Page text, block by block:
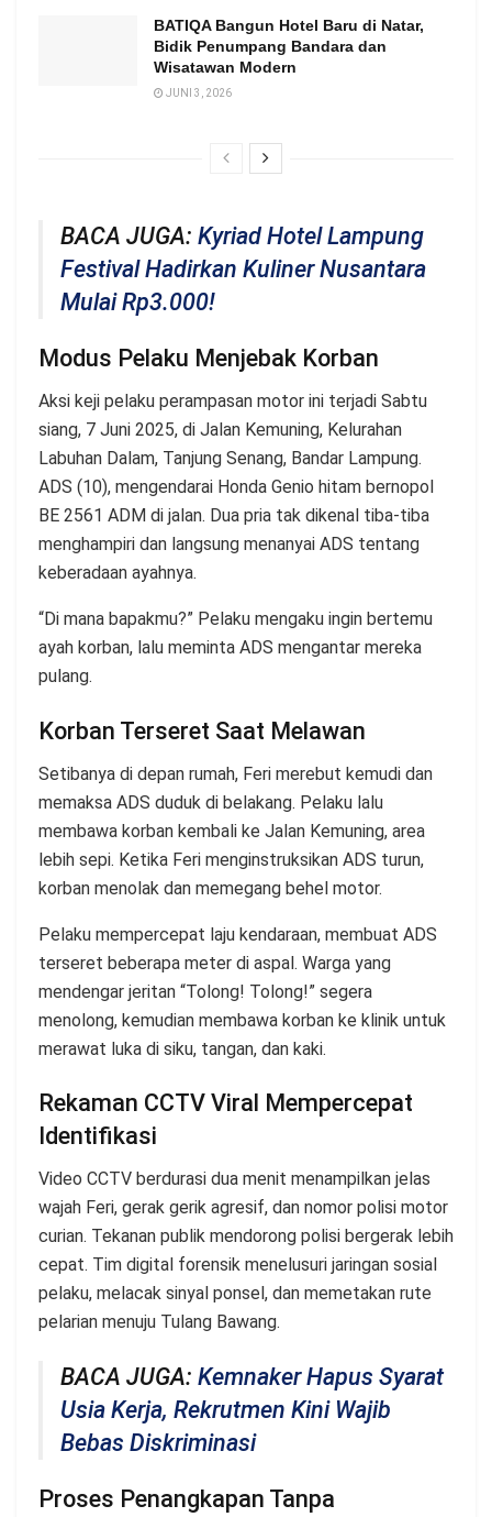
BATIQA Bangun Hotel Baru di Natar,
Bidik Penumpang Bandara dan
Wisatawan Modern
JUNI 3, 2026
BACA JUGA: Kyriad Hotel Lampung
Festival Hadirkan Kuliner Nusantara
Mulai Rp3.000!
Modus Pelaku Menjebak Korban
Aksi keji pelaku perampasan motor ini terjadi Sabtu
siang, 7 Juni 2025, di Jalan Kemuning, Kelurahan
Labuhan Dalam, Tanjung Senang, Bandar Lampung.
ADS (10), mengendarai Honda Genio hitam bernopol
BE 2561 ADM di jalan. Dua pria tak dikenal tiba-tiba
menghampiri dan langsung menanyai ADS tentang
keberadaan ayahnya.
“Di mana bapakmu?” Pelaku mengaku ingin bertemu
ayah korban, lalu meminta ADS mengantar mereka
pulang.
Korban Terseret Saat Melawan
Setibanya di depan rumah, Feri merebut kemudi dan
memaksa ADS duduk di belakang. Pelaku lalu
membawa korban kembali ke Jalan Kemuning, area
lebih sepi. Ketika Feri menginstruksikan ADS turun,
korban menolak dan memegang behel motor.
Pelaku mempercepat laju kendaraan, membuat ADS
terseret beberapa meter di aspal. Warga yang
mendengar jeritan “Tolong! Tolong!” segera
menolong, kemudian membawa korban ke klinik untuk
merawat luka di siku, tangan, dan kaki.
Rekaman CCTV Viral Mempercepat
Identifikasi
Video CCTV berdurasi dua menit menampilkan jelas
wajah Feri, gerak gerik agresif, dan nomor polisi motor
curian. Tekanan publik mendorong polisi bergerak lebih
cepat. Tim digital forensik menelusuri jaringan sosial
pelaku, melacak sinyal ponsel, dan memetakan rute
pelarian menuju Tulang Bawang.
BACA JUGA: Kemnaker Hapus Syarat
Usia Kerja, Rekrutmen Kini Wajib
Bebas Diskriminasi
Proses Penangkapan Tanpa